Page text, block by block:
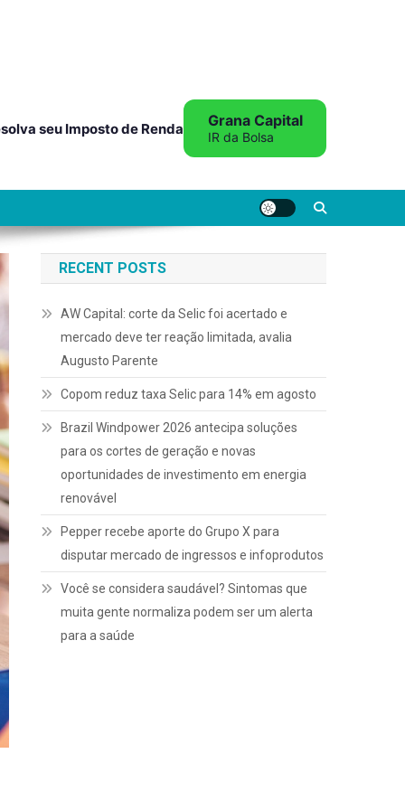
seu Imposto de Renda Grana Capital
IR da Bolsa
RECENT POSTS
AW Capital: corte da Selic foi acertado e
mercado deve ter reação limitada, avalia
Augusto Parente
Copom reduz taxa Selic para 14% em agosto
Brazil Windpower 2026 antecipa soluções
para os cortes de geração e novas
oportunidades de investimento em energia
renovável
Pepper recebe aporte do Grupo X para
disputar mercado de ingressos e infoprodutos
Você se considera saudável? Sintomas que
muita gente normaliza podem ser um alerta
para a saúde